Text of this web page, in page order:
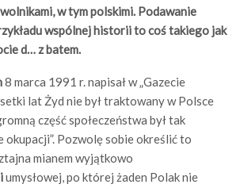
w tym polskimi. Podawanie
wspólnej historii to coś takiego jak
d… z batem.
8 marca 1991 r. napisał w „Gazecie
lat Żyd nie był traktowany w Polsce
część społeczeństwa był tak
Pozwolę sobie określić to
mianem wyjątkowo
umysłowej, po której żaden Polak nie